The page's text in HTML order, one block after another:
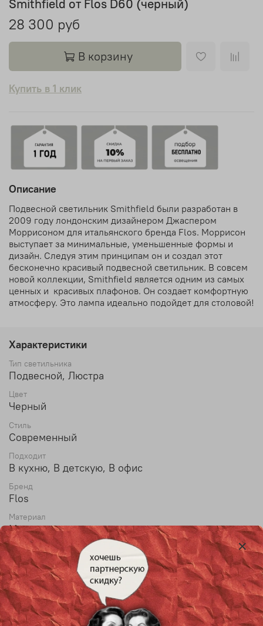
Smithfield от Flos D60 (черный)
28 300 руб
В корзину
Купить в 1 клик
Описание
Подвесной светильник Smithfield были разработан в
2009 году лондонским дизайнером Джаспером
Моррисоном для итальянского бренда Flos. Моррисон
выступает за минимальные, уменьшенные формы и
дизайн. Следуя этим принципам он и создал этот
бесконечно красивый подвесной светильник. В совсем
новой коллекции, Smithfield является одним из самых
ценных и красивых плафонов. Он создает комфортную
атмосферу. Это лампа идеально подойдет для столовой!
Характеристики
Тип светильника
Подвесной, Люстра
Цвет
Черный
Стиль
Современный
Подходит
В кухню, В детскую, В офис
Бренд
Flos
Материал
Металл, акрил
Диаметр
60 см
Высота
23 см
Max высота
150 см